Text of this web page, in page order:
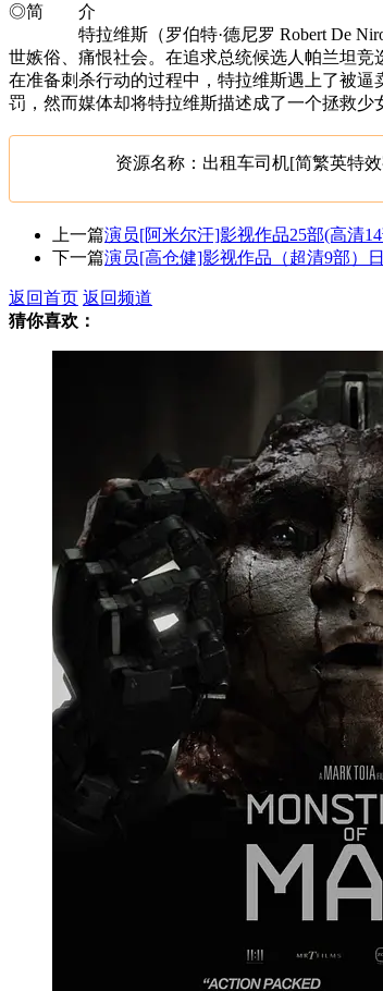
◎简 介
特拉维斯（罗伯特·德尼罗 Robert De Niro
世嫉俗、痛恨社会。在追求总统候选人帕兰坦竞
在准备刺杀行动的过程中，特拉维斯遇上了被
罚，然而媒体却将特拉维斯描述成了一个拯救
资源名称：出租车司机[简繁英特效
上一篇演员[阿米尔汗]影视作品25部(高清
下一篇演员[高仓健]影视作品（超清9部）
返回首页 返回频道
猜你喜欢：